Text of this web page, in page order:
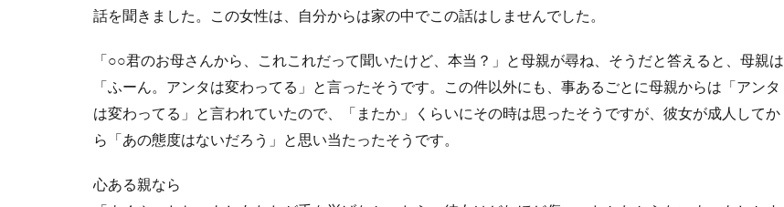
話を聞きました。この女性は、自分からは家の中でこの話はしませんでした。
「○○君のお母さんから、これこれだって聞いたけど、本当？」と母親が尋ね、そうだと答えると、母親は
「ふーん。アンタは変わってる」と言ったそうです。この件以外にも、事あるごとに母親からは「アンタ
は変わってる」と言われていたので、「またか」くらいにその時は思ったそうですが、彼女が成人してか
ら「あの態度はないだろう」と思い当たったそうです。
心ある親なら